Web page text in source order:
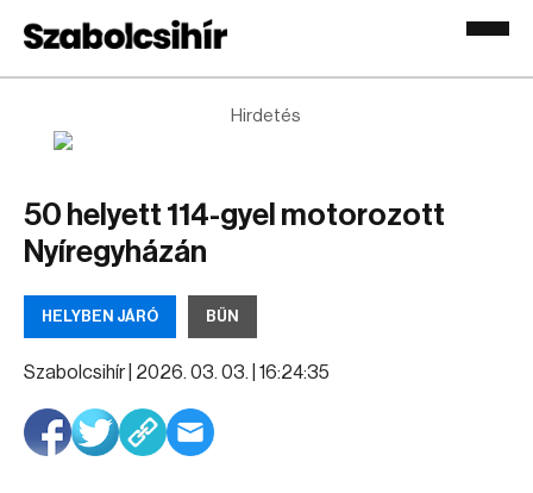
Hirdetés
50 helyett 114-gyel motorozott
Nyíregyházán
HELYBEN JÁRÓ BŰN
Szabolcsihír | 2026. 03. 03. | 16:24:35